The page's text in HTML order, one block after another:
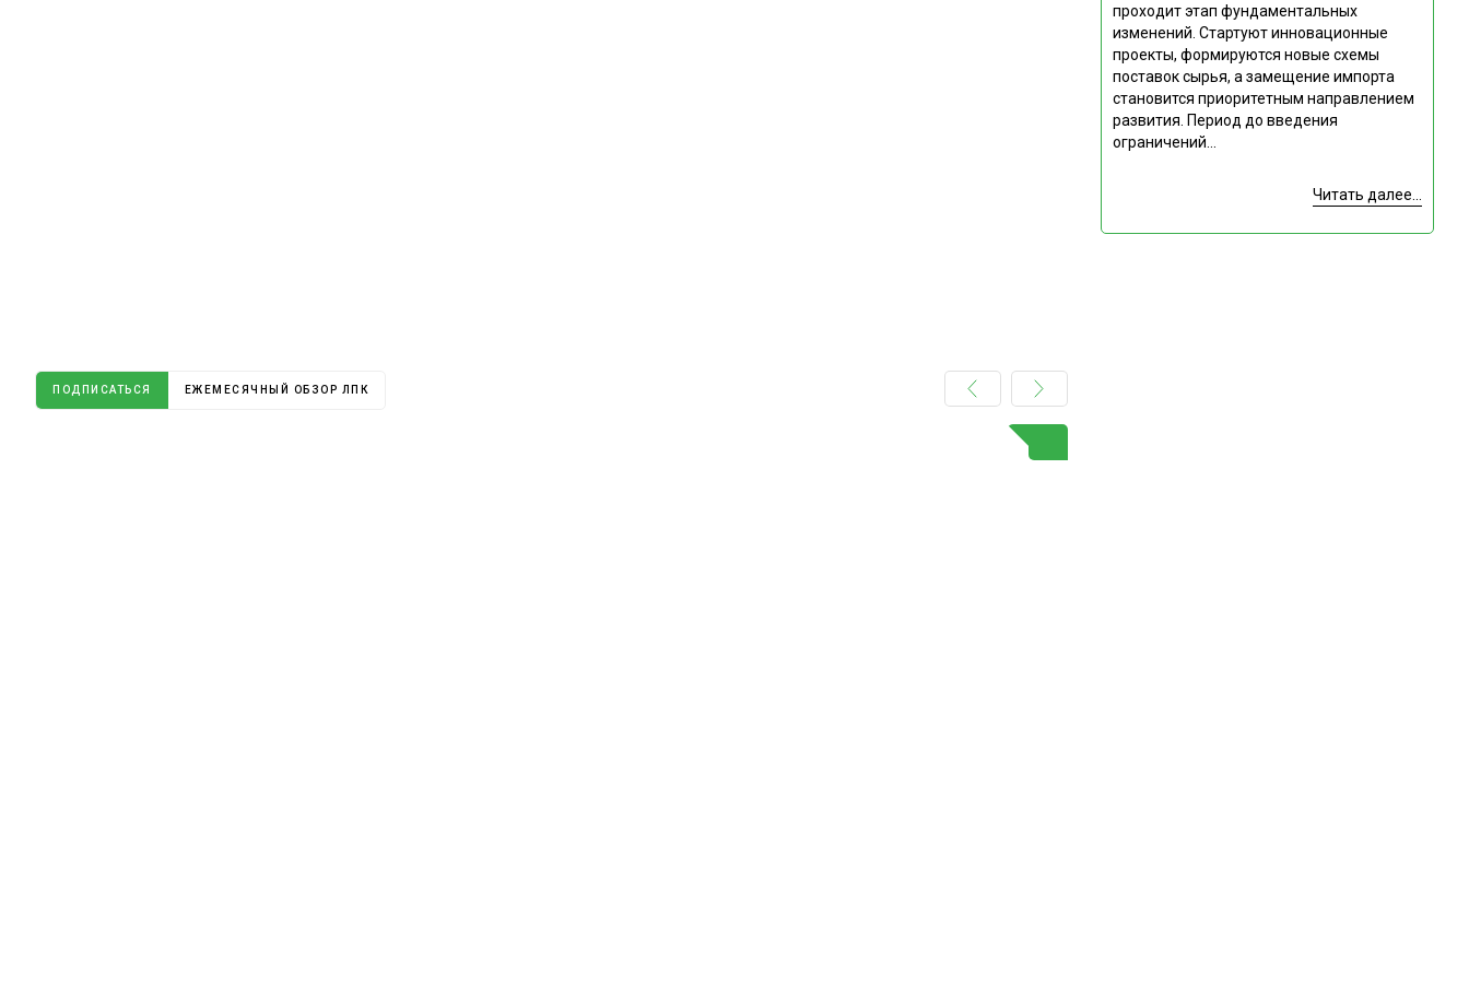
проходит этап фундаментальных
изменений. Стартуют инновационные
проекты, формируются новые схемы
поставок сырья, а замещение импорта
становится приоритетным направлением
развития. Период до введения
ограничений...
Читать далее...
ПОДПИСАТЬСЯ ЕЖЕМЕСЯЧНЫЙ ОБЗОР ЛПК